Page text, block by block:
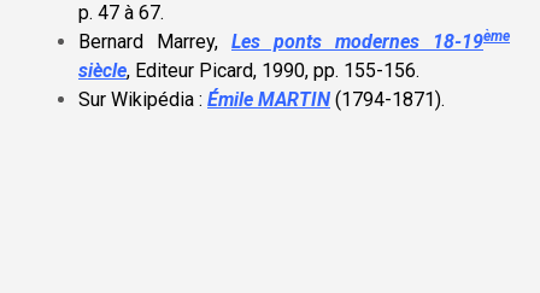
p. 47 à 67.
Bernard Marrey, Les ponts modernes 18-19ème
siècle, Editeur Picard, 1990, pp. 155-156.
Sur Wikipédia : Émile MARTIN (1794-1871).